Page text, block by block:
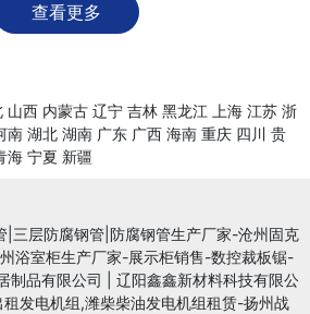
查看更多
山西 内蒙古 辽宁 吉林 黑龙江 上海 江苏 浙
南 湖北 湖南 广东 广西 海南 重庆 四川 贵
海 宁夏 新疆
三层防腐钢管|防腐钢管生产厂家-沧州固克
浴室柜生产厂家-展示柜销售-数控裁板锯-
制品有限公司
辽阳鑫鑫新材料科技有限公
发电机组,潍柴柴油发电机组租赁-扬州战